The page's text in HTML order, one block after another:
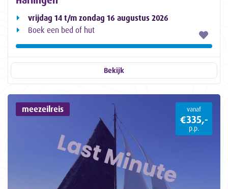
vrijdag 14 t/m zondag 16 augustus 2026
Boek een bed of hut
Bekijk
meezeilreis vanaf
€335,-
p.p.